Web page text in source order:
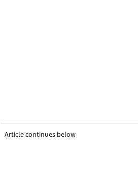
Article continues below